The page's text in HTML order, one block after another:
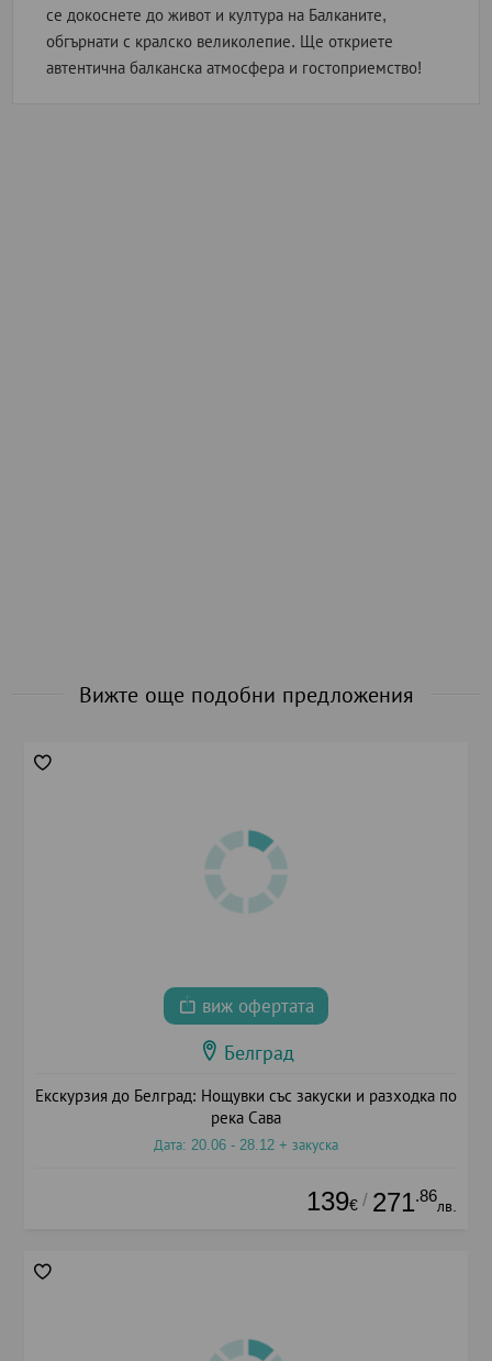
се докоснете до живот и култура на Балканите,
обгърнати с кралско великолепие. Ще откриете
автентична балканска атмосфера и гостоприемство!
Вижте още подобни предложения
виж офертата
Белград
Екскурзия до Белград: Нощувки със закуски и разходка по
река Сава
Дата: 20.06 - 28.12 + закуска
139€ / 271.86
лв.